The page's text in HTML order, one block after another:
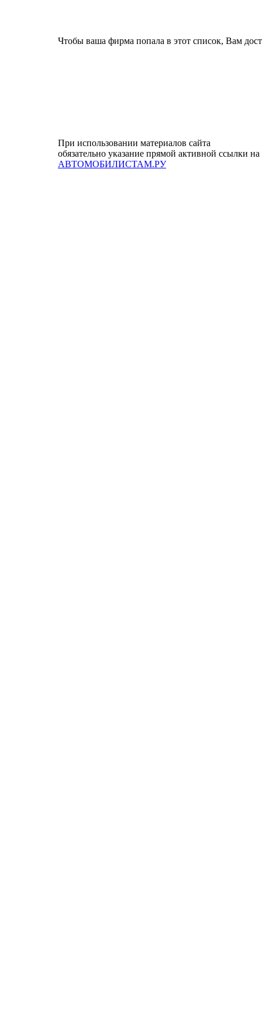
Чтобы ваша фирма попала в этот список, Вам
При использовании материалов сайта
обязательно указание прямой активной ссылки на
АВТОМОБИЛИСТАМ.РУ